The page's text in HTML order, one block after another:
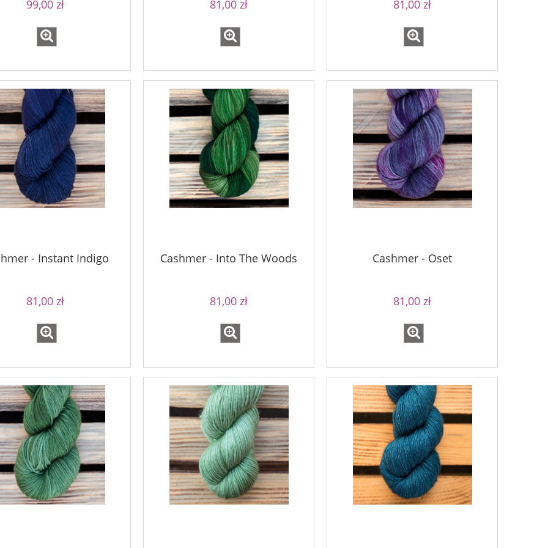
99,00 zł 81,00 zł 81,00 zł
- Instant Indigo
81,00 zł
Cashmer - Into The Woods
81,00 zł
Cashmer - Oset
81,00 zł